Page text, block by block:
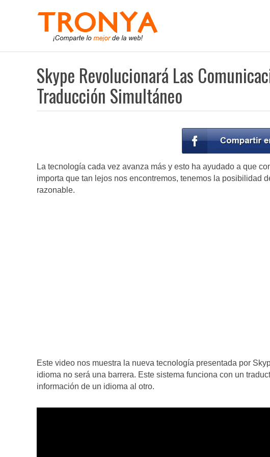
Skype Revolucionará Las
Traducción Simultáneo
La tecnología cada vez avanza más y esto ha ayudado a que
importa que tan lejos nos encontremos, tenemos la posibilidad
razonable.
Este video nos muestra la nueva tecnología presentada por
idioma no será una barrera. Este sistema funciona con un
información de un idioma al otro.